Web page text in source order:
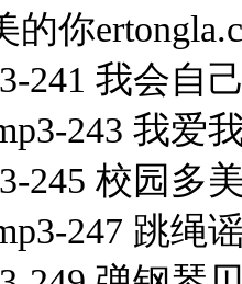
的你
241 我会自
243 我爱
245 校园多
247 跳绳